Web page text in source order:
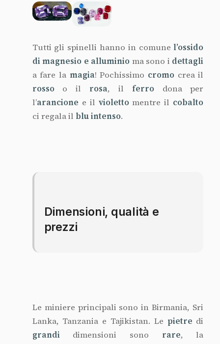
Tutti gli spinelli hanno in comunel’ossido
di magnesio e alluminio ma sono i dettagli
a fare la magia! Pochissimo cromo crea il
rossoo il rosa, il ferrodona per
l’arancione e il violettomentre il cobalto
ci regala il blu intenso.
Dimensioni, qualità e
prezzi
Le miniere principali sono in Birmania, Sri
Lanka, Tanzania e Tajikistan. Le pietre di
grandidimensioni sono rare, la